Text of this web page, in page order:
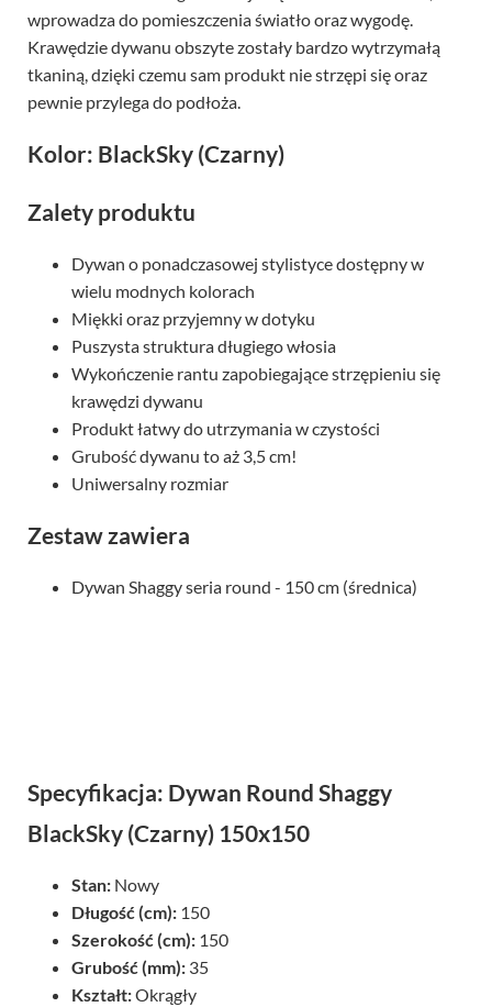
wprowadza do pomieszczenia światło oraz wygodę.
Krawędzie dywanu obszyte zostały bardzo wytrzymałą
tkaniną, dzięki czemu sam produkt nie strzępi się oraz
pewnie przylega do podłoża.
Kolor: BlackSky (Czarny)
Zalety produktu
Dywan o ponadczasowej stylistyce dostępny w
wielu modnych kolorach
Miękki oraz przyjemny w dotyku
Puszysta struktura długiego włosia
Wykończenie rantu zapobiegające strzępieniu się
krawędzi dywanu
Produkt łatwy do utrzymania w czystości
Grubość dywanu to aż 3,5 cm!
Uniwersalny rozmiar
Zestaw zawiera
Dywan Shaggy seria round - 150 cm (średnica)
Specyfikacja: Dywan Round Shaggy
BlackSky (Czarny) 150x150
Stan: Nowy
Długość (cm): 150
Szerokość (cm): 150
Grubość (mm): 35
Kształt:Okrągły